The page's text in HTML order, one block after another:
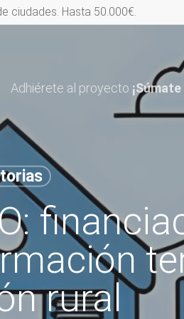
ciudades. Hasta 50.000€.
Adhiérete al proyecto
rural